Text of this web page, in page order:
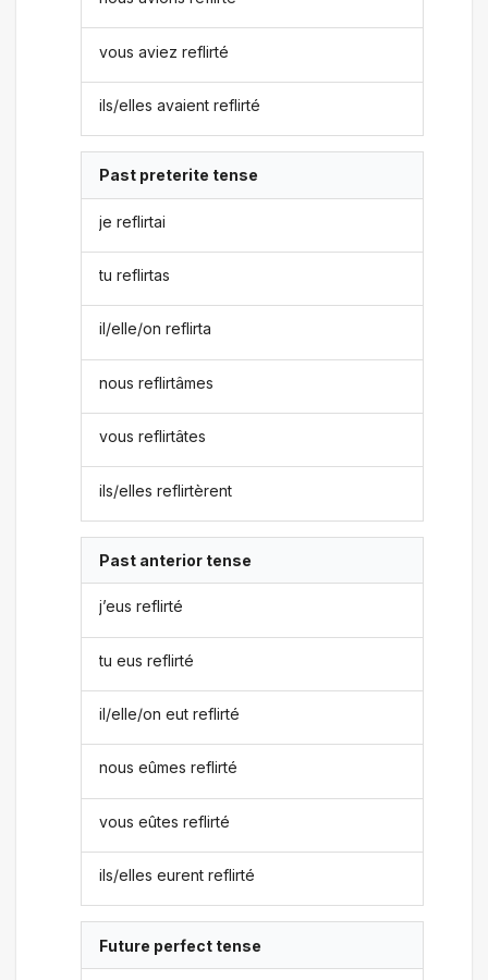
vous aviez reflirté
ils/elles avaient reflirté
Past preterite tense
je reflirtai
tu reflirtas
il/elle/on reflirta
nous reflirtâmes
vous reflirtâtes
ils/elles reflirtèrent
Past anterior tense
j’eus reflirté
tu eus reflirté
il/elle/on eut reflirté
nous eûmes reflirté
vous eûtes reflirté
ils/elles eurent reflirté
Future perfect tense